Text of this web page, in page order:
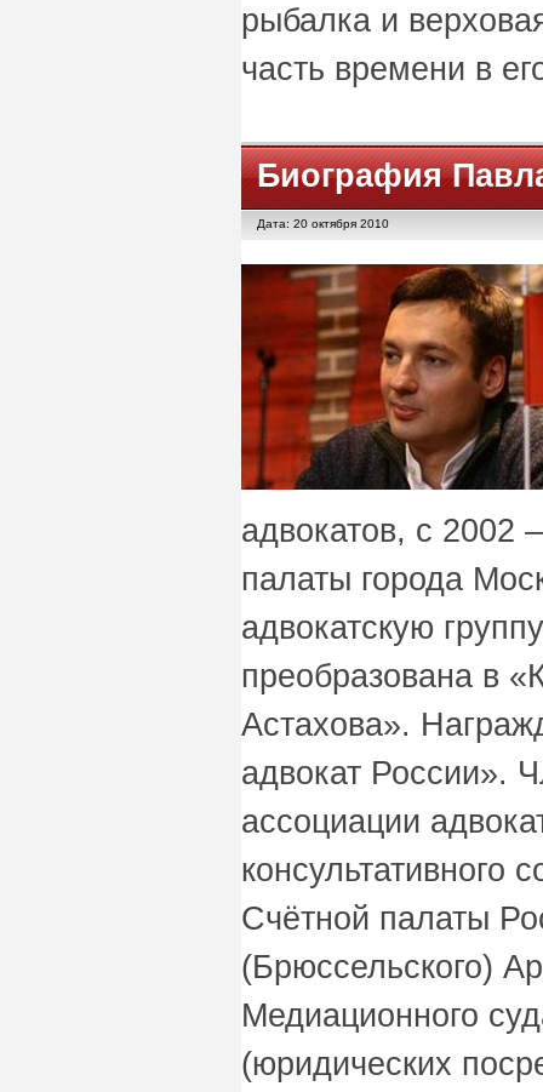
рыбалка и
часть времени в
Биография
Дата: 20 октября 2010
адвокатов, с 2002
палаты города
адвокатскую
преобразована в
Астахова».
адвокат России».
ассоциации
консультативного
Счётной палаты
(Брюссельского)
Медиационного
(юридических